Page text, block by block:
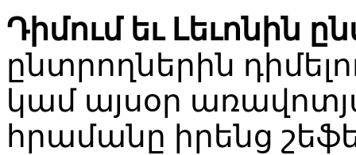
Դիմում եւ Լեւոնին
ընտրողներին
կամ այսօր
հրամանը իրենց